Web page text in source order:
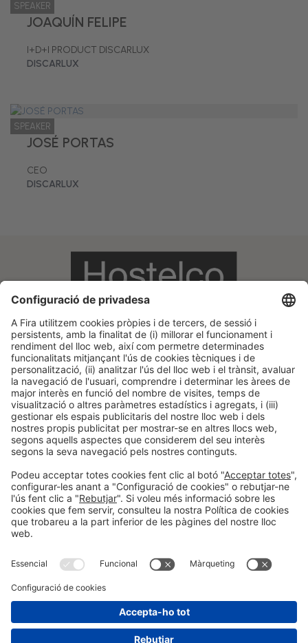
SPEAKER
JOAQUÍN FELIPE
I+D+I PRODUCT DISCARLUX
DISCARLUX
SPEAKER
JOSÉ PORTAS
CEO
DISCARLUX
Informació legal
Avís legal
Política de privacitat
Política de cookies
#HOSTELCO2026
a les xarxes socials